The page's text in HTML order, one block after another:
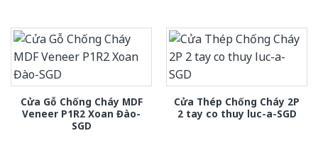
Cửa Gỗ Chống Cháy MDF
Veneer P1R2 Xoan Đào-
SGD
Cửa Thép Chống Cháy 2P
2 tay co thuy luc-a-SGD